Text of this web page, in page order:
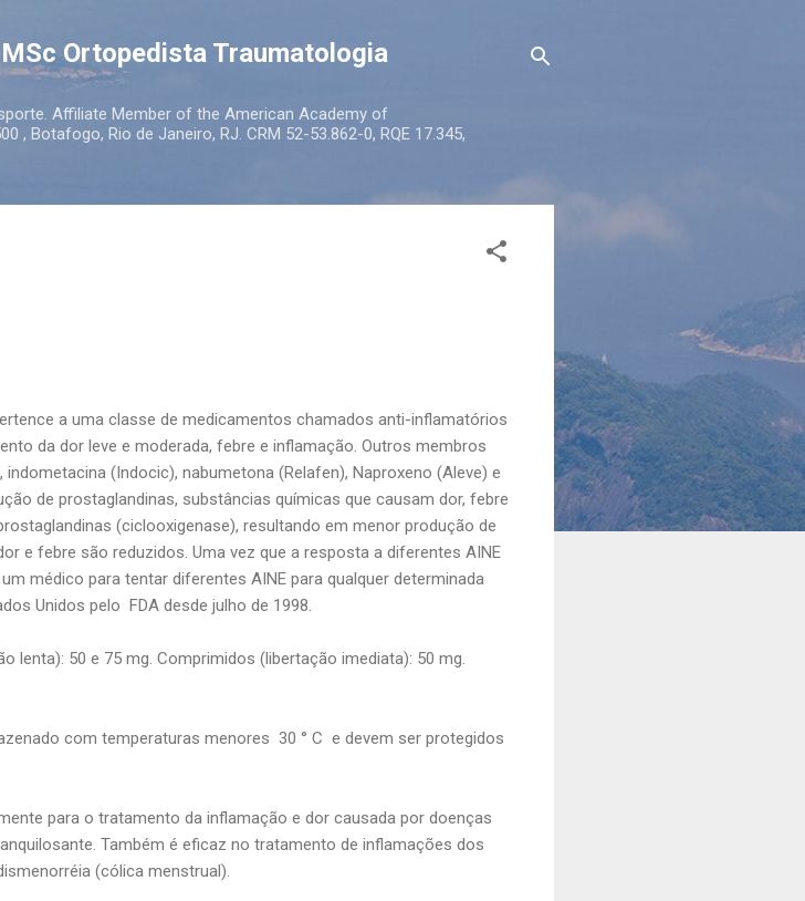
o conteúdo principal
Ortopedista Traumatologia
Affiliate Member of the American Academy of
, Botafogo, Rio de Janeiro, RJ. CRM 52-53.862-0, RQE 17.345,
a uma classe de medicamentos chamados anti-inflamatórios
da dor leve e moderada, febre e inflamação. Outros membros
(Indocic), nabumetona (Relafen), Naproxeno (Aleve) e
de prostaglandinas, substâncias químicas que causam dor, febre
(ciclooxigenase), resultando em menor produção de
e febre são reduzidos. Uma vez que a resposta a diferentes AINE
médico para tentar diferentes AINE para qualquer determinada
Unidos pelo FDA desde julho de 1998.
50 e 75 mg. Comprimidos (libertação imediata): 50 mg.
com temperaturas menores 30 ° C e devem ser protegidos
para o tratamento da inflamação e dor causada por doenças
Também é eficaz no tratamento de inflamações dos
(cólica menstrual).